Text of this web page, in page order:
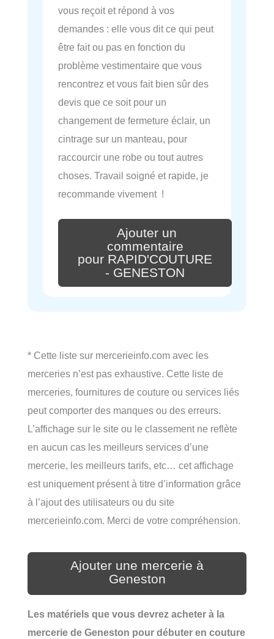
vous reçoit et répond à vos
demandes : elle vous dit ce qui peut
être fait ou pas en fonction du
problème vestimentaire que vous
rencontrez et vous fait bien sûr des
devis que ce soit pour un
changement de fermeture éclair, un
cintrage sur un manteau, pour
raccourcir une robe ou tout autres
choses. Travail soigné et rapide, je
recommande vivement !
Ajouter un
commentaire
pour RAPID'COUTURE
- GENESTON
* Cette liste sur mercerieinfo.com avec les
merceries n’est pas exhaustive. Cette liste de
merceries, fournitures de couture ou services liés
peut comporter des manques ou des erreurs.
L’affichage sur le site ou le classement ne reflète
en aucun cas les meilleurs services d’une
mercerie, les meilleurs tarifs, etc… cet affichage
est uniquement présent à titre d’information grâce
à l’ajout des utilisateurs ou du site
mercerieinfo.com. Merci de votre compréhension.
Ajouter une mercerie à
Geneston
Les matériels que vous devrez acheter à la
mercerie de Geneston pour débuter en couture